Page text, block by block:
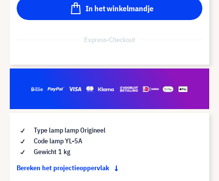
In het winkelmandje
Express-Checkout
Type lamp lamp Origineel
Code lamp YL-5A
Gewicht 1 kg
Bereken het projectieoppervlak